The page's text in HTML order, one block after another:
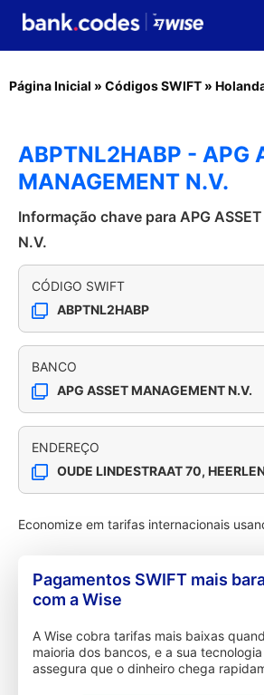
Página Inicial » Códigos SWIFT »
ABPTNL2HABP - APG
MANAGEMENT N.V.
Informação chave para APG
N.V.
CÓDIGO SWIFT
ABPTNL2HABP
BANCO
APG ASSET MANAGEMENT N.V.
ENDEREÇO
OUDE LINDESTRAAT 70,
Economize em tarifas internacionais
Pagamentos SWIFT mais
com a Wise
A Wise cobra tarifas mais baixas
maioria dos bancos, e a sua
assegura que o dinheiro chega